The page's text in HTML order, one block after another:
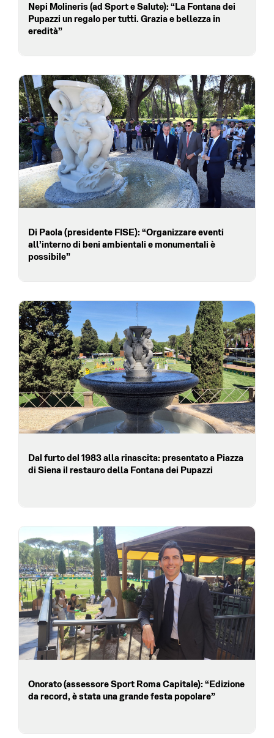
Nepi Molineris (ad Sport e Salute): “La Fontana dei
Pupazzi un regalo per tutti. Grazia e bellezza in
eredità”
Di Paola (presidente FISE): “Organizzare eventi
all’interno di beni ambientali e monumentali è
possibile”
Dal furto del 1983 alla rinascita: presentato a Piazza
di Siena il restauro della Fontana dei Pupazzi
Onorato (assessore Sport Roma Capitale): “Edizione
da record, è stata una grande festa popolare”